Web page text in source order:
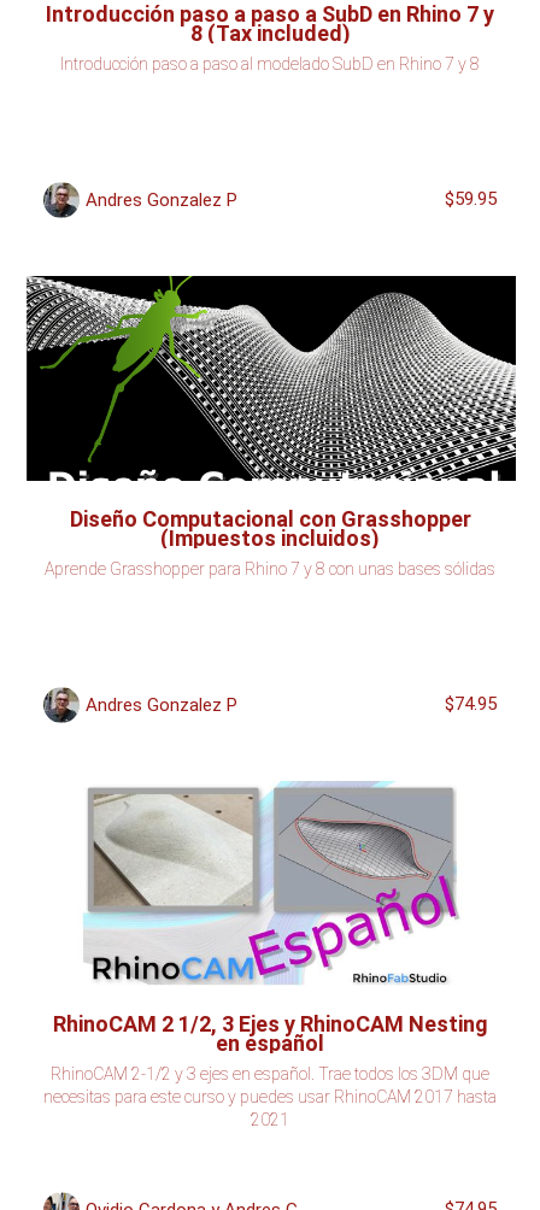
Introducción paso a paso a SubD en Rhino 7 y
8 (Tax included)
Introducción paso a paso al modelado SubD en Rhino 7 y 8
Andres Gonzalez P $59.95
Diseño Computacional con Grasshopper
(Impuestos incluidos)
Aprende Grasshopper para Rhino 7 y 8 con unas bases sólidas
Andres Gonzalez P $74.95
RhinoCAM 2 1/2, 3 Ejes y RhinoCAM Nesting
en español
RhinoCAM 2-1/2 y 3 ejes en español. Trae todos los 3DM que
necesitas para este curso y puedes usar RhinoCAM 2017 hasta
2021